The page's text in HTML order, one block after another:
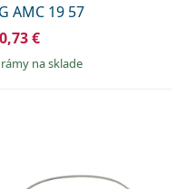
AMC 19 57
€
rámy na sklade